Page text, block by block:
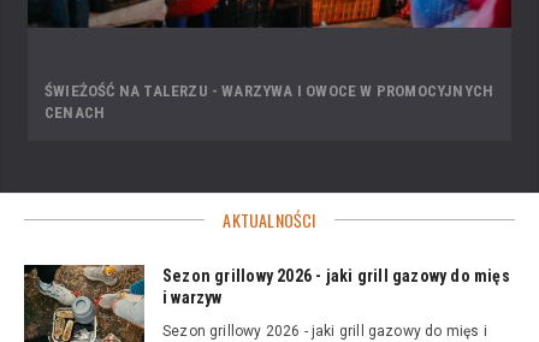
ŚWIEŻOŚĆ NA TALERZU - WARZYWA I OWOCE W PROMOCYJNYCH
CENACH
AKTUALNOŚCI
Sezon grillowy 2026 - jaki grill gazowy do mięs
i warzyw
Sezon grillowy 2026 - jaki grill gazowy do mięs i